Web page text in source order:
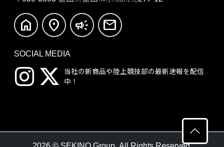
home location_on campaign mail
SOCIAL MEDIA
当社の新商品や陸上競技部の最新速報を配信
中！